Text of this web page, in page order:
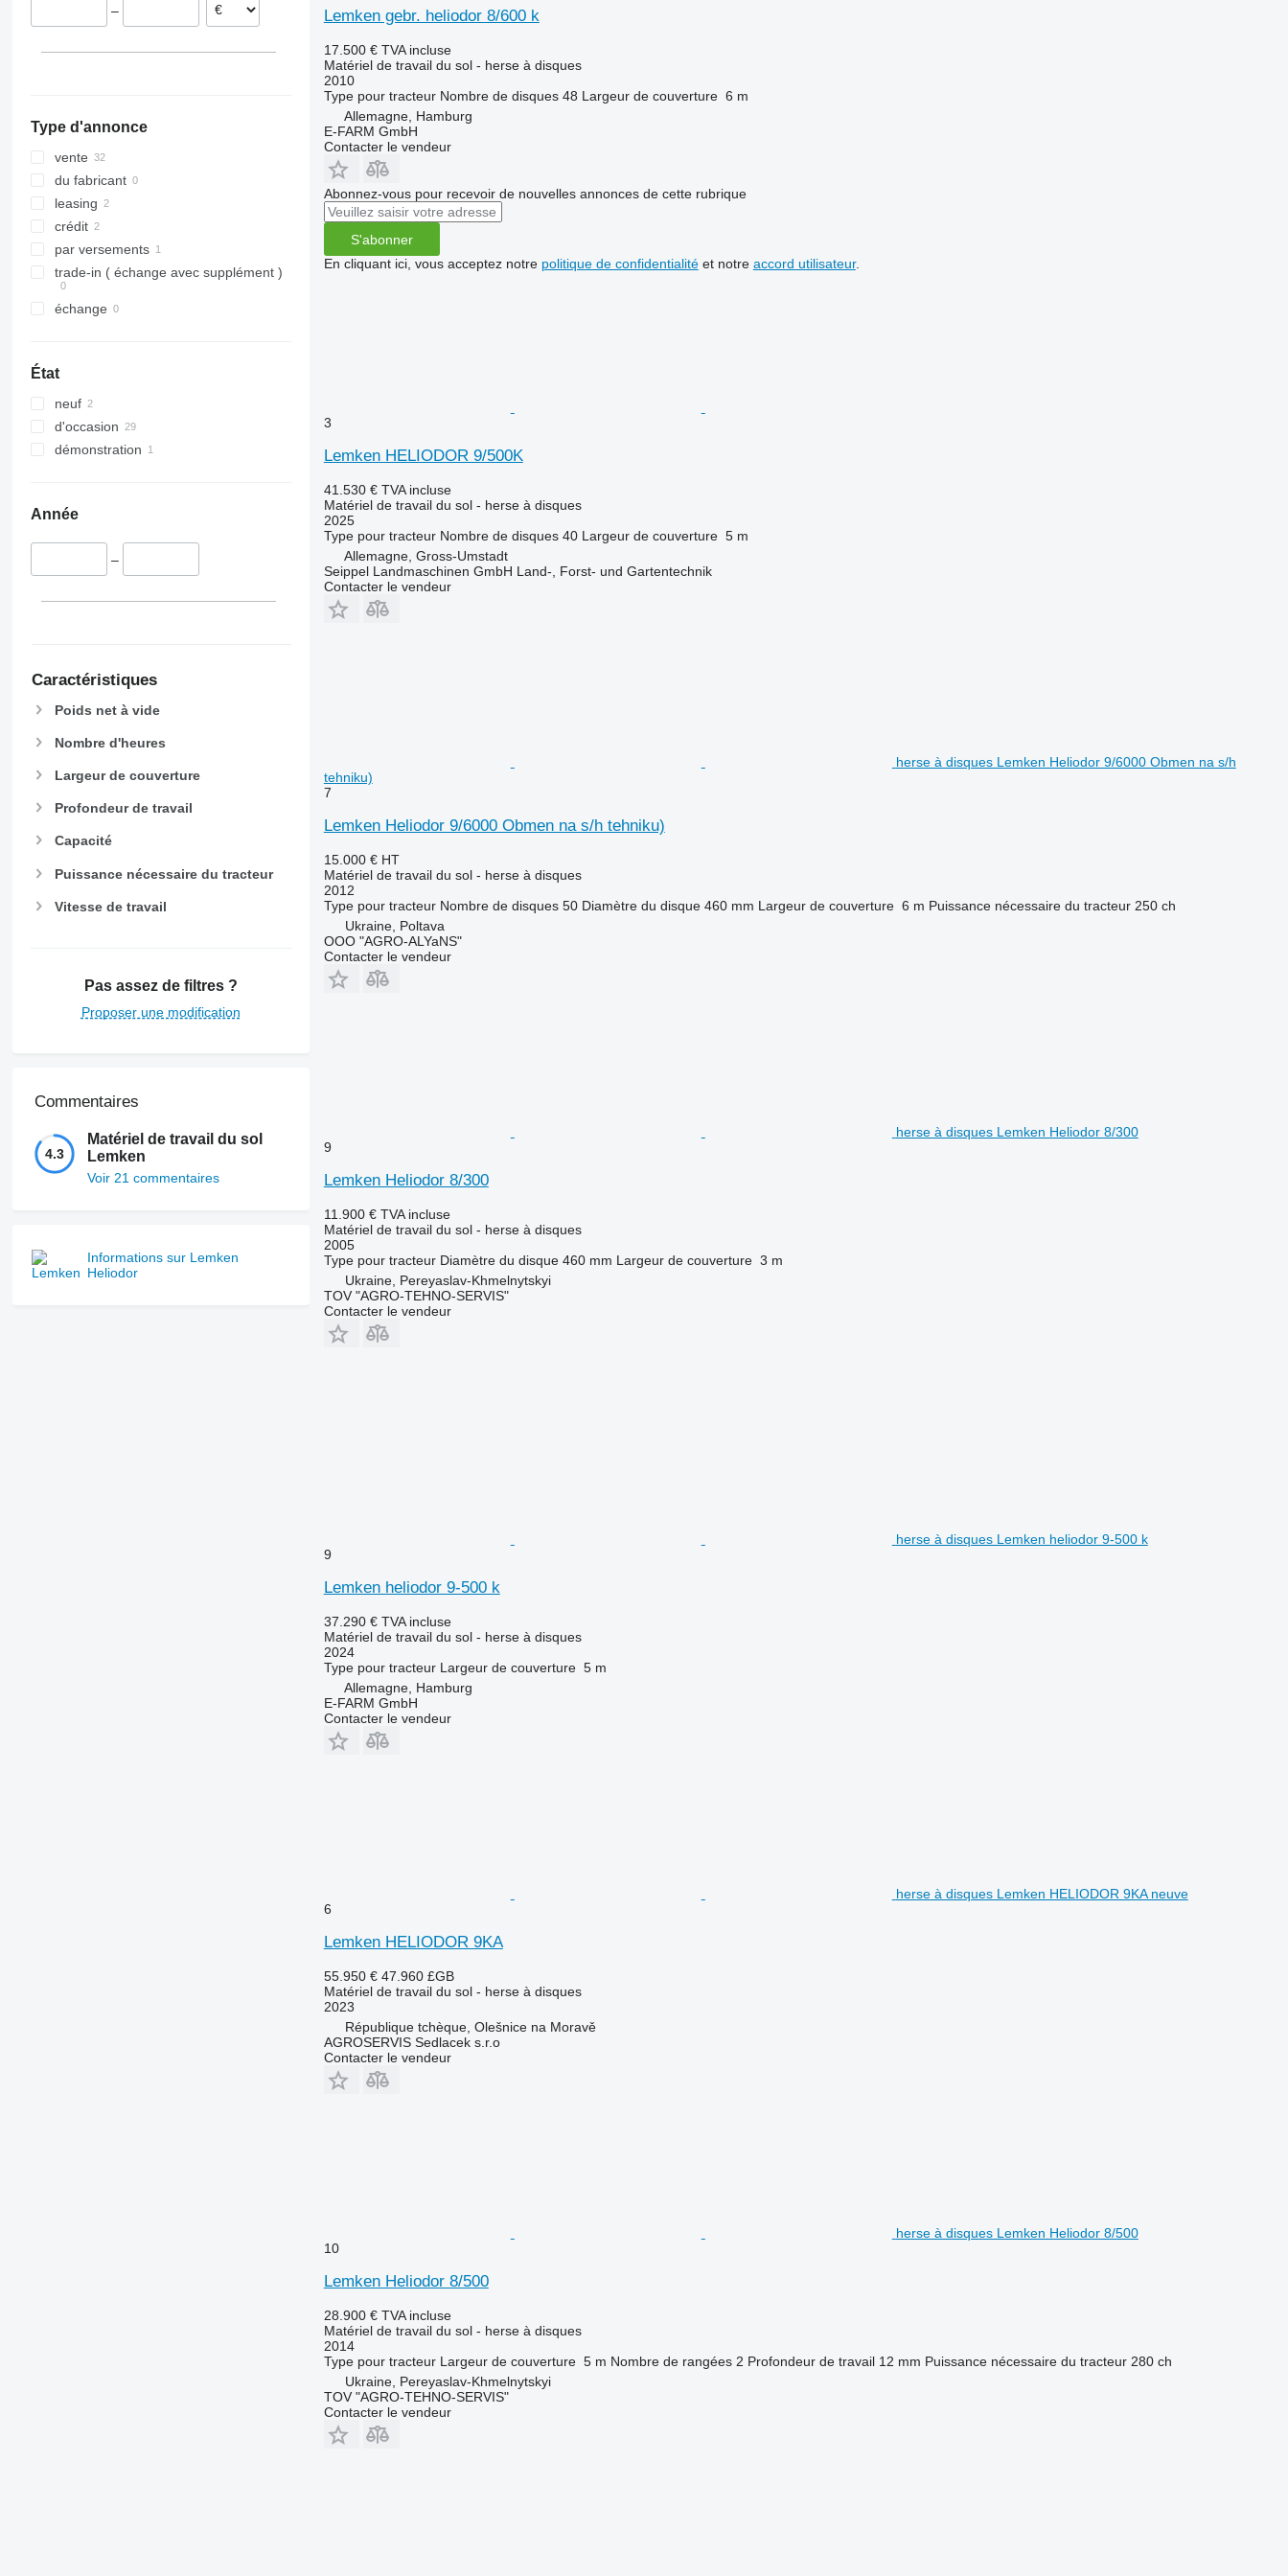
Opal 140
Rubin 12
VariDiamant 6
VariOpal
Zirkon 8
Zirkon 12
–
Type d'annonce
vente
du fabricant
leasing
crédit
par versements
trade-in ( échange avec supplément )
échange
État
neuf
d'occasion
démonstration
Année
–
Caractéristiques
Poids net à vide
Nombre d'heures
Largeur de couverture
Profondeur de travail
Capacité
Puissance nécessaire du tracteur
Vitesse de travail
Pas assez de filtres ?
Proposer une modification
Commentaires
4.3
Matériel de travail du sol
Lemken
Voir 21 commentaires
Informations sur Lemken
Heliodor
Lemken gebr. heliodor 8/600 k
17.500 € TVA incluse
Matériel de travail du sol - herse à disques
2010
Type pour tracteur Nombre de disques 48 Largeur de couverture 6 m
Allemagne, Hamburg
E-FARM GmbH
Contacter le vendeur
Abonnez-vous pour recevoir de nouvelles annonces de cette rubrique
S'abonner
En cliquant ici, vous acceptez notre politique de confidentialitéet notre accord utilisateur.
3
Lemken HELIODOR 9/500K
41.530 € TVA incluse
Matériel de travail du sol - herse à disques
2025
Type pour tracteur Nombre de disques 40 Largeur de couverture 5 m
Allemagne, Gross-Umstadt
Seippel Landmaschinen GmbH Land-, Forst- und Gartentechnik
Contacter le vendeur
herse à disques Lemken Heliodor 9/6000 Obmen na s/h
tehniku)
7
Lemken Heliodor 9/6000 Obmen na s/h tehniku)
15.000 € HT
Matériel de travail du sol - herse à disques
2012
Type pour tracteur Nombre de disques 50 Diamètre du disque 460 mm Largeur de couverture 6 m Puissance nécessaire du tracteur 250 ch
Ukraine, Poltava
OOO "AGRO-ALYaNS"
Contacter le vendeur
herse à disques Lemken Heliodor 8/300
9
Lemken Heliodor 8/300
11.900 € TVA incluse
Matériel de travail du sol - herse à disques
2005
Type pour tracteur Diamètre du disque 460 mm Largeur de couverture 3 m
Ukraine, Pereyaslav-Khmelnytskyi
TOV "AGRO-TEHNO-SERVIS"
Contacter le vendeur
herse à disques Lemken heliodor 9-500 k
9
Lemken heliodor 9-500 k
37.290 € TVA incluse
Matériel de travail du sol - herse à disques
2024
Type pour tracteur Largeur de couverture 5 m
Allemagne, Hamburg
E-FARM GmbH
Contacter le vendeur
herse à disques Lemken HELIODOR 9KA neuve
6
Lemken HELIODOR 9KA
55.950 € 47.960 £GB
Matériel de travail du sol - herse à disques
2023
République tchèque, Olešnice na Moravě
AGROSERVIS Sedlacek s.r.o
Contacter le vendeur
herse à disques Lemken Heliodor 8/500
10
Lemken Heliodor 8/500
28.900 € TVA incluse
Matériel de travail du sol - herse à disques
2014
Type pour tracteur Largeur de couverture 5 m Nombre de rangées 2 Profondeur de travail 12 mm Puissance nécessaire du tracteur 280 ch
Ukraine, Pereyaslav-Khmelnytskyi
TOV "AGRO-TEHNO-SERVIS"
Contacter le vendeur